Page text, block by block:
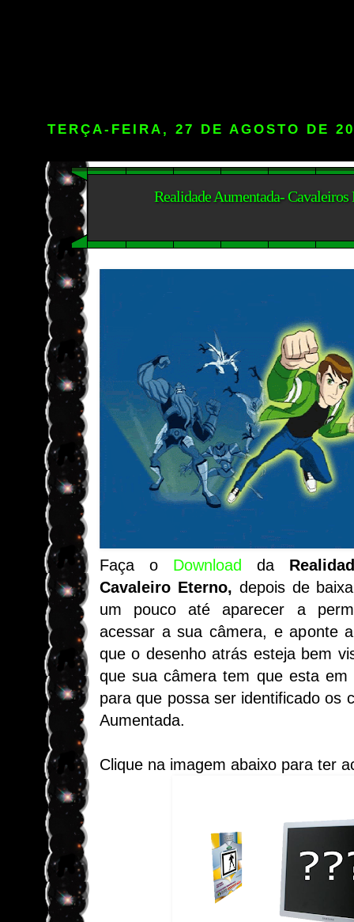
TERÇA-FEIRA, 27 DE AGOSTO DE
Realidade Aumentada- Cavaleiros
Faça o Download da
Cavaleiro Eterno, depois de
um pouco até aparecer a
acessar a sua câmera, e aponte
que o desenho atrás esteja bem
que sua câmera tem que esta em
para que possa ser identificado os
Aumentada.
Clique na imagem abaixo para ter